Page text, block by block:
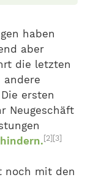
haben
aber
die letzten
andere
ersten
Neugeschäft
[2][3]
noch mit den